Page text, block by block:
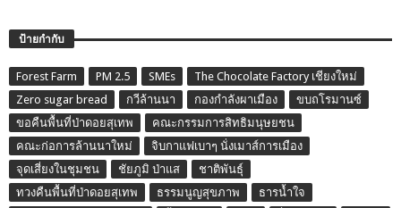
ป้ายกำกับ
Forest Farm PM 2.5 SMEs
The Chocolate Factory เชียงใหม่
Zero sugar bread
กวีล้านนา กองกำลังผาเมือง
ขบถโรมานซ์
ขอคืนพื้นที่ป่าดอยสุเทพ
คณะกรรมการสิทธิมนุษยชน
คณะก่อการล้านนาใหม่
จิบกาแฟเบาๆ นั่งเมาส์การเมือง
จุดเสี่ยงในชุมชน
ชัยภูมิ ป่าแส
ชาติพันธุ์
ทวงคืนพื้นที่ป่าดอยสุเทพ
ธรรมนูญสุขภาพ
ธารน้ำใจ